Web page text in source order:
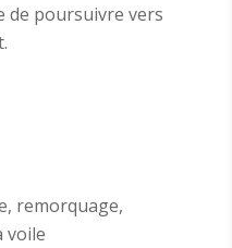
de poursuivre vers
remorquage,
voile